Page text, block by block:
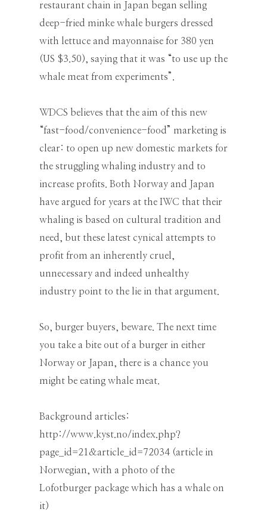
restaurant chain in Japan began selling
deep-fried minke whale burgers dressed
with lettuce and mayonnaise for 380 yen
(US $3.50), saying that it was “to use up the
whale meat from experiments”.
WDCS believes that the aim of this new
“fast-food/convenience-food” marketing is
clear: to open up new domestic markets for
the struggling whaling industry and to
increase profits. Both Norway and Japan
have argued for years at the IWC that their
whaling is based on cultural tradition and
need, but these latest cynical attempts to
profit from an inherently cruel,
unnecessary and indeed unhealthy
industry point to the lie in that argument.
So, burger buyers, beware. The next time
you take a bite out of a burger in either
Norway or Japan, there is a chance you
might be eating whale meat.
Background articles:
http://www.kyst.no/index.php?
page_id=21&article_id=72034 (article in
Norwegian, with a photo of the
Lofotburger package which has a whale on
it)